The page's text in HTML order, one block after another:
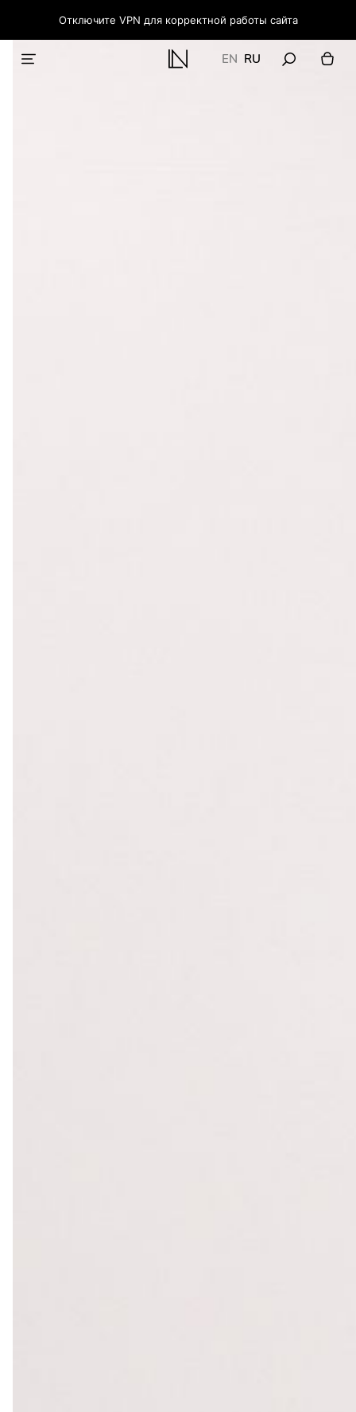
Отключите VPN для корректной работы сайта
EN RU